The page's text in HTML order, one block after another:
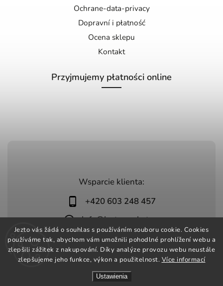
Jezto vás žádá o souhlas s používáním souboru cookie. Cookies
používáme tak, abychom vám umožnili pohodlné prohlížení webu a
zlepšili zážitek z nakupování. Díky analýze provozu webu neustále
zlepšujeme jeho funkce, výkon a použitelnost. Více informací
Ustawienia
Wsparcie klienta:
+420 603 248 457
info@jeztomarket.cz
Ochrane-data-privacy
Dopravní i płatność
Ocena sklepu
Kontakt
Przyjmujemy płatności online